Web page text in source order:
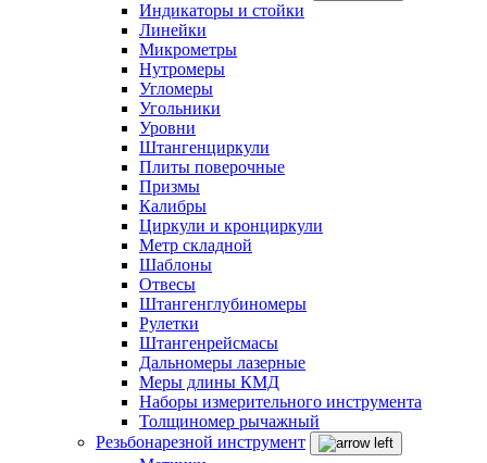
Индикаторы и стойки
Линейки
Микрометры
Нутромеры
Угломеры
Угольники
Уровни
Штангенциркули
Плиты поверочные
Призмы
Калибры
Циркули и кронциркули
Метр складной
Шаблоны
Отвесы
Штангенглубиномеры
Рулетки
Штангенрейсмасы
Дальномеры лазерные
Меры длины КМД
Наборы измерительного инструмента
Толщиномер рычажный
Резьбонарезной инструмент